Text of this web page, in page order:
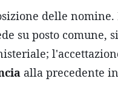
delle
su posto
alla precedente